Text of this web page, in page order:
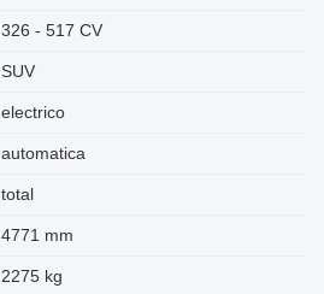
326 - 517 CV
SUV
electrico
automatica
total
4771 mm
2275 kg